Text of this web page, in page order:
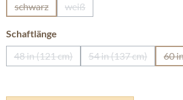
schwarz
(Diese Option ist zurzeit nicht verfügbar.)
weiß
(Diese Option ist zurzeit
Schaftlänge
48 in (121 cm)
(Diese Option ist zurzeit nicht
54 in (137 cm)
(Diese Option ist
60